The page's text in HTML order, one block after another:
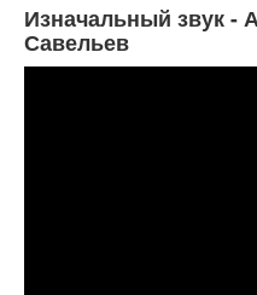
Изначальный звук -
Савельев